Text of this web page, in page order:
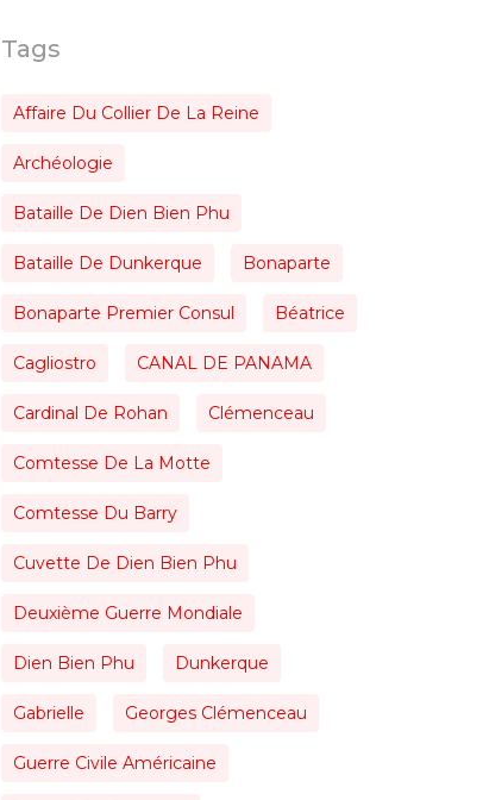
Tags
Affaire Du Collier De La Reine
Archéologie
Bataille De Dien Bien Phu
Bataille De Dunkerque Bonaparte
Bonaparte Premier Consul Béatrice
Cagliostro CANAL DE PANAMA
Cardinal De Rohan Clémenceau
Comtesse De La Motte
Comtesse Du Barry
Cuvette De Dien Bien Phu
Deuxième Guerre Mondiale
Dien Bien Phu Dunkerque
Gabrielle Georges Clémenceau
Guerre Civile Américaine